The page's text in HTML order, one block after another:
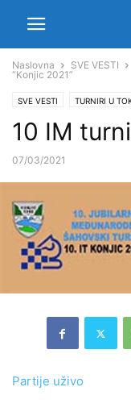
Naslovna SVE VESTI
“Konjic 2021”
SVE VESTI TURNIRI U
10 IM
07/03/2021
Partije uživo